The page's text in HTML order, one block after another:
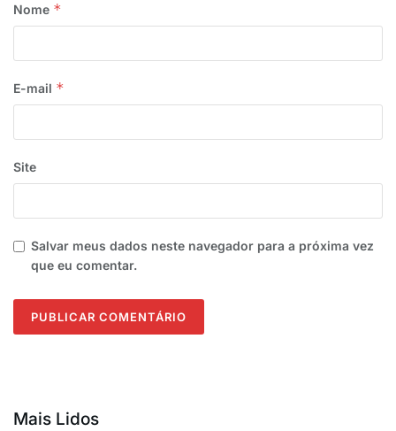
Nome *
E-mail *
Site
Salvar meus dados neste navegador para a próxima vez
que eu comentar.
Mais Lidos